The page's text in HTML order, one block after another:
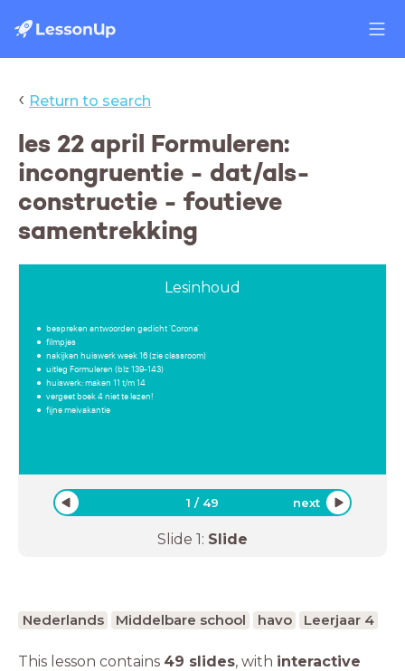
‹ Return to search
les 22 april Formuleren:
incongruentie - dat/als-
constructie - foutieve
samentrekking
Lesinhoud
bespreken antwoorden gedicht 'Corona'
filmpjes
nakijken huiswerk week 16 (zie classroom)
uitleg Formuleren (blz 139-143)
huiswerk: maken 11 t/m 14
vergeet boek 4 niet te lezen!
fijne meivakantie
1 / 49 next
Slide 1: Slide
Nederlands Middelbare school havo Leerjaar 4
This lesson contains 49 slides, with interactive